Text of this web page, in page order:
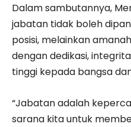
Dalam sambutannya,
jabatan tidak boleh
posisi, melainkan
dengan dedikasi,
tinggi kepada bangsa
“Jabatan adalah
sarana kita untuk